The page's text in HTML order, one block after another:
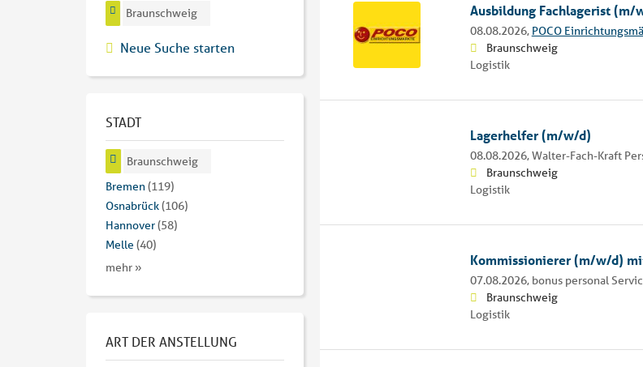
Ausbildung Fachlagerist (m/
08.08.2026, POCO
Braunschweig
Logistik
Lagerhelfer (m/w/d)
08.08.2026,Walter-Fach-Kraft
Braunschweig
Logistik
Kommissionierer (m/w/d)
07.08.2026, bonus personal
Braunschweig
Logistik
Braunschweig
Neue Suche starten
STADT
Braunschweig
Bremen(119)
Osnabrück(106)
Hannover(58)
Melle (40)
mehr »
ART DER ANSTELLUNG